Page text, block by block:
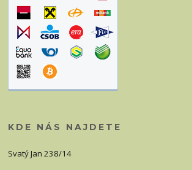
KDE NÁS NAJDETE
Svatý Jan 238/14